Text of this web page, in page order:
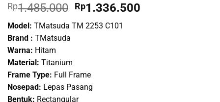
Rp1.485.000 Original
price
was:
Rp1.336.500
Model: TMatsuda TM 2253 C101
Brand : TMatsuda
Warna: Hitam
Material: Titanium
Frame Type: Full Frame
Nosepad: Lepas Pasang
Bentuk: Rectangular